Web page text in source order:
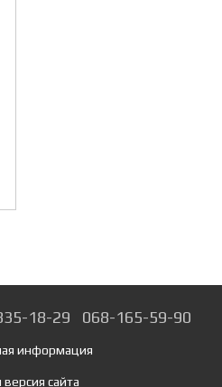
18-29 068-165-59-90
информация
сайта